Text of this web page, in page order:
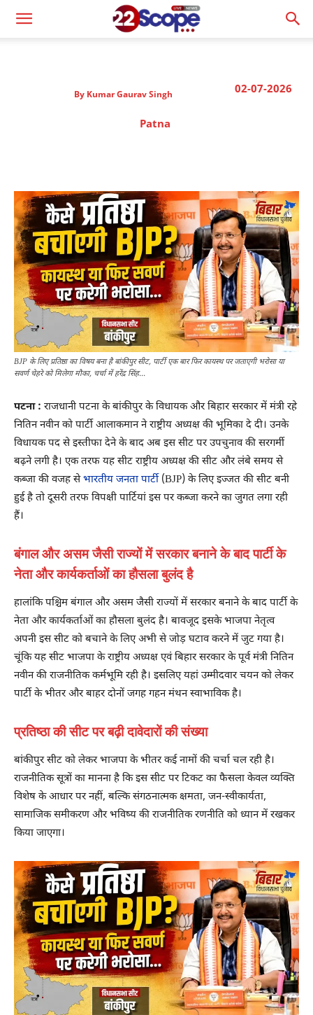
02-07-2026
By Kumar Gaurav Singh
Patna
BJP के लिए प्रतिष्ठा का विषय बना है बांकीपुर सीट, पार्टी एक बार फिर कायस्थ पर जताएगी भरोसा या
सवर्ण चेहरे को मिलेगा मौका, चर्चा में हरेंद्र सिंह...
पटना : राजधानी पटना के बांकीपुर के विधायक और बिहार सरकार में मंत्री रहे
नितिन नवीन को पार्टी आलाकमान ने राष्ट्रीय अध्यक्ष की भूमिका दे दी। उनके
विधायक पद से इस्तीफा देने के बाद अब इस सीट पर उपचुनाव की सरगर्मी
बढ़ने लगी है। एक तरफ यह सीट राष्ट्रीय अध्यक्ष की सीट और लंबे समय से
कब्जा की वजह सेभारतीय जनता पार्टी(BJP) के लिए इज्जत की सीट बनी
हुई है तो दूसरी तरफ विपक्षी पार्टियां इस पर कब्जा करने का जुगत लगा रही
हैं।
बंगाल और असम जैसी राज्यों में सरकार बनाने के बाद पार्टी के
नेता और कार्यकर्ताओं का हौसला बुलंद है
हालांकि पश्चिम बंगाल और असम जैसी राज्यों में सरकार बनाने के बाद पार्टी के
नेता और कार्यकर्ताओं का हौसला बुलंद है। बावजूद इसके भाजपा नेतृत्व
अपनी इस सीट को बचाने के लिए अभी से जोड़ घटाव करने में जुट गया है।
चूंकि यह सीट भाजपा के राष्ट्रीय अध्यक्ष एवं बिहार सरकार के पूर्व मंत्री नितिन
नवीन की राजनीतिक कर्मभूमि रही है। इसलिए यहां उम्मीदवार चयन को लेकर
पार्टी के भीतर और बाहर दोनों जगह गहन मंथन स्वाभाविक है।
प्रतिष्ठा की सीट पर बढ़ी दावेदारों की संख्या
बांकीपुर सीट को लेकर भाजपा के भीतर कई नामों की चर्चा चल रही है।
राजनीतिक सूत्रों का मानना है कि इस सीट पर टिकट का फैसला केवल व्यक्ति
विशेष के आधार पर नहीं, बल्कि संगठनात्मक क्षमता, जन-स्वीकार्यता,
सामाजिक समीकरण और भविष्य की राजनीतिक रणनीति को ध्यान में रखकर
किया जाएगा।